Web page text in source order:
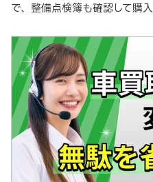
で、整備点検簿も確認して購